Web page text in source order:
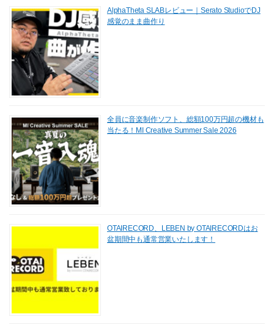
AlphaTheta SLABレビュー｜Serato StudioでDJ
感覚のまま曲作り
全員に音楽制作ソフト、総額100万円超の機材も
当たる！MI Creative Summer Sale 2026
OTAIRECORD、LEBEN by OTAIRECORDはお
盆期間中も通常営業いたします！